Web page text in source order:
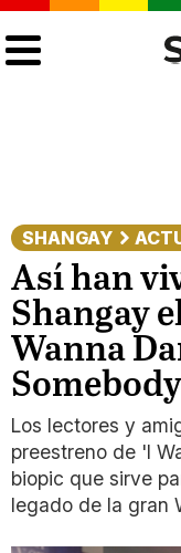
SHANGAY
Así han
Shangay
Wanna
Los lectores y
preestreno de 'I
biopic que sirve
legado de la gran